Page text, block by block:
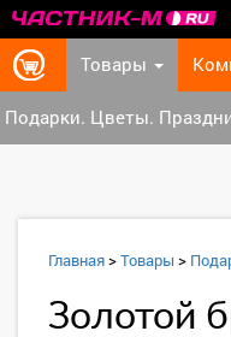
Товары
Подарки. Цветы.
Главная>Товары >
Золотой